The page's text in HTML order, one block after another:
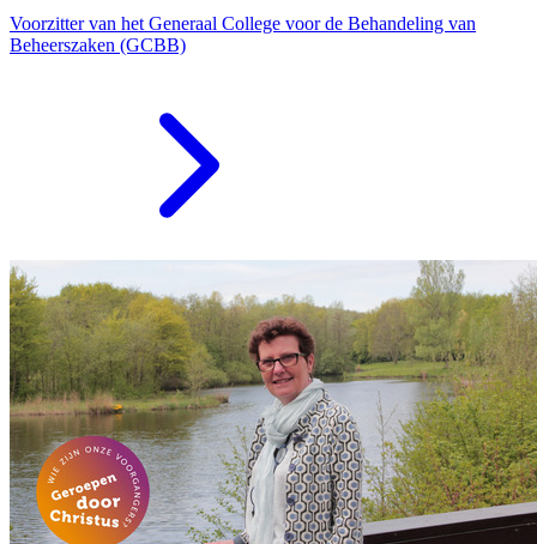
Voorzitter van het Generaal College voor de Behandeling van
Beheerszaken (GCBB)